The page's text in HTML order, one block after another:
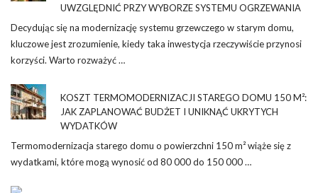
UWZGLĘDNIĆ PRZY WYBORZE SYSTEMU OGRZEWANIA
Decydując się na modernizację systemu grzewczego w starym domu,
kluczowe jest zrozumienie, kiedy taka inwestycja rzeczywiście przynosi
korzyści. Warto rozważyć …
KOSZT TERMOMODERNIZACJI STAREGO DOMU 150 M²:
JAK ZAPLANOWAĆ BUDŻET I UNIKNĄĆ UKRYTYCH
WYDATKÓW
Termomodernizacja starego domu o powierzchni 150 m² wiąże się z
wydatkami, które mogą wynosić od 80 000 do 150 000 …